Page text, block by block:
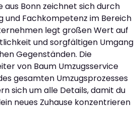
aus Bonn zeichnet sich durch
und Fachkompetenz im Bereich
legt großen Wert auf
und sorgfältigen Umgang
Gegenständen. Die
von Baum Umzugsservice
gesamten Umzugsprozesses
sich um alle Details, damit du
neues Zuhause konzentrieren